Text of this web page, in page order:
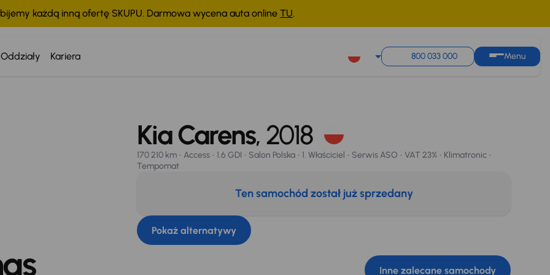
każdą inną ofertę SKUPU. Darmowa wycena auta online TU.
Oddziały Kariera 800 033 000 Menu
Kia Carens, 2018
170 210 km Access 1.6 GDI Salon Polska 1. Właściciel Serwis ASO VAT 23%
Klimatronic
Tempomat
Ten samochód został już sprzedany
Pokaż alternatywy
Inne zalecane samochody